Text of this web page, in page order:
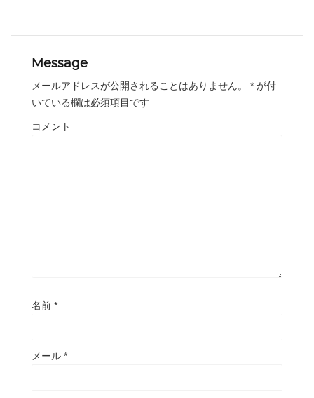
Message
メールアドレスが公開されることはありません。 * が付
いている欄は必須項目です
コメント
名前 *
メール *